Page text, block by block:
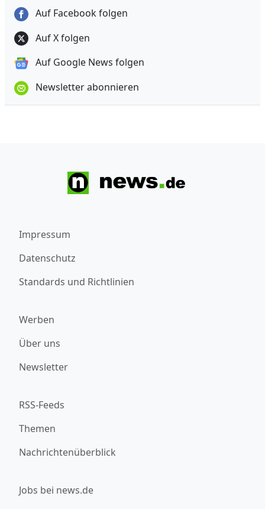
Auf Facebook folgen
Auf X folgen
Auf Google News folgen
Newsletter abonnieren
Impressum
Datenschutz
Standards und Richtlinien
Werben
Über uns
Newsletter
RSS-Feeds
Themen
Nachrichtenüberblick
Jobs bei news.de